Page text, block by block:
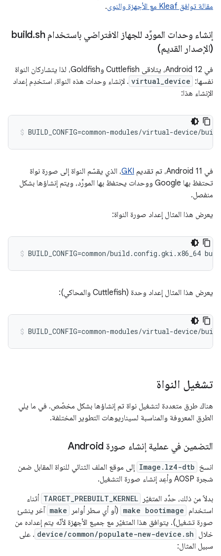
مقالة توافق Kleaf مع الأجهزة والنوى
.
إنشاء وحدات المورِّد للجهاز الافتراضي باستخدام build .sh
(الإصدار القديم)
في Android 12، يتلاقى Cuttlefish وGoldfish، لذا يتشاركان النواة
نفسها: virtual_device . لإنشاء وحدات هذه النواة، استخدِم إعداد
الإنشاء هذا:
BUILD_CONFIG=common-modules/virtual-
في Android 11، تم تقديم GKI، الذي يقسّم النواة إلى صورة نواة
تحتفظ بها Google ووحدات يحتفظ بها المورِّد، ويتم إنشاؤها بشكل
منفصل.
يعرض هذا المثال إعداد صورة النواة:
BUILD_CONFIG=common/build.config.gki.x86_64
يعرض هذا المثال إعداد وحدة (Cuttlefish والمحاكي):
BUILD_CONFIG=common-modules/virtual-
تشغيل النواة
هناك طرق متعددة لتشغيل نواة تم إنشاؤها بشكل مخصّص. في ما يلي
الطرق المعروفة والمناسبة لسيناريوهات التطوير المختلفة.
التضمين في عملية إنشاء صورة Android
انسخ Image.lz4-dtb إلى موقع الملف الثنائي للنواة المقابل ضمن
شجرة AOSP وأعِد إنشاء صورة التشغيل.
بدلاً من ذلك، حدِّد المتغيّر
TARGET_PREBUILT_KERNEL أثناء
استخدام make bootimage (أو أي سطر أوامر make آخر ينشئ
صورة تشغيل). يتوافق هذا المتغيّر مع جميع الأجهزة لأنّه يتم إعداده من
خلال device/common/populate-new-device.sh . على
سبيل المثال: